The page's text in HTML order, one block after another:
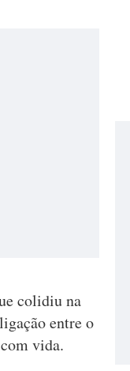
colidiu na
entre o
vida.